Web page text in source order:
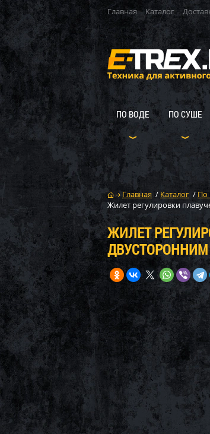
Главная Каталог
ПО ВОДЕ ПО СУШЕ
Главная / Каталог / По
Жилет регулировки
ЖИЛЕТ
ДВУСТОРОННИМ